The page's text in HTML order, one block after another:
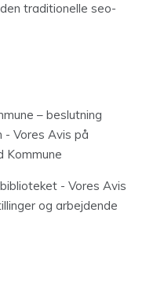
traditionelle seo-
– beslutning
- Vores Avis på
Kommune
- Vores Avis
og arbejdende